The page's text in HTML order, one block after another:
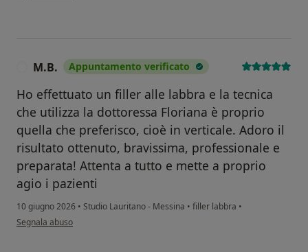
M.B. Appuntamento verificato
Ho effettuato un filler alle labbra e la tecnica
che utilizza la dottoressa Floriana è proprio
quella che preferisco, cioè in verticale. Adoro il
risultato ottenuto, bravissima, professionale e
preparata! Attenta a tutto e mette a proprio
agio i pazienti
10 giugno 2026 • Studio Lauritano - Messina • filler labbra •
secondo l'opinione dell'utente M.B.
Segnala abuso